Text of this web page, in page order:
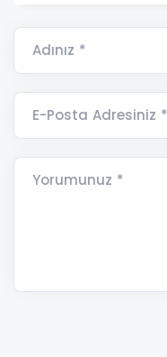
Adınız *
E-Posta Adresiniz *
Yorumunuz *